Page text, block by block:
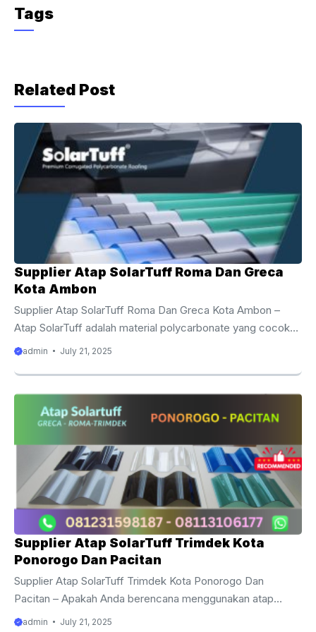
c
e
o
k
Tags
Related Post
Supplier Atap SolarTuff Roma Dan Greca
Kota Ambon
Supplier Atap SolarTuff Roma Dan Greca Kota Ambon –
Atap SolarTuff adalah material polycarbonate yang cocok
digunakan untuk semua jenis bangun, termasuk hunian.
tahan tinggi. Sangat tepat diaplikasikan di wilayah tropis
seperti Indonesia. Tidak hanya sekedar melindungi,
karena warnanya beragam. Lantas, warna mana yang
cocok dengan desain Anda? Cek selengkapnya di sini.
Pilihan Warna Atap SolarTuff Atap polikarbonat SolarTuff ...
admin July 21, 2025
Supplier Atap SolarTuff Trimdek Kota
Ponorogo Dan Pacitan
Supplier Atap SolarTuff Trimdek Kota Ponorogo Dan
Pacitan – Apakah Anda berencana menggunakan atap
SolarTuff sebagai pelindung untuk rumah tinggal dan
admin July 21, 2025